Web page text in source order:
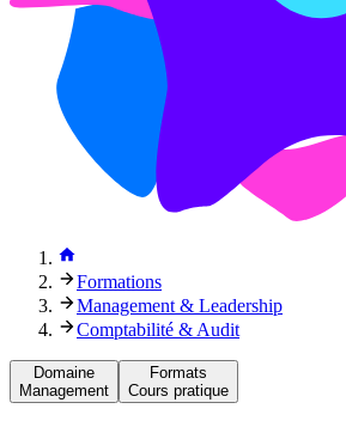
Formations
Management & Leadership
Comptabilité & Audit
Domaine
Management
Formats
Cours pratique